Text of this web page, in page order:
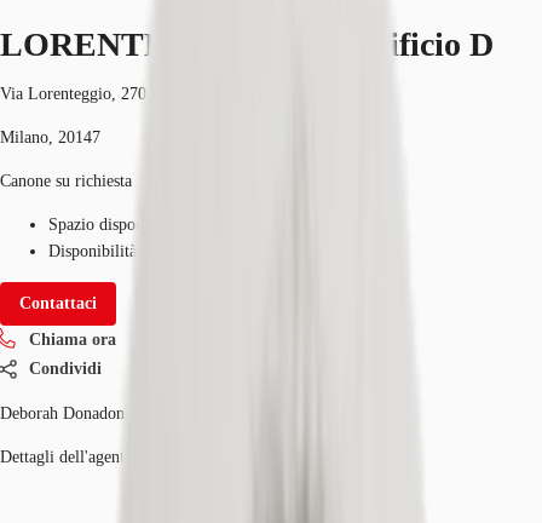
LORENTEGGIO 270 - Edificio D
Via Lorenteggio, 270
Milano, 20147
Canone su richiesta
Spazio disponibile
Disponibilità
Contattaci
Chiama ora
Condividi
Deborah Donadoni
Dettagli dell'agente